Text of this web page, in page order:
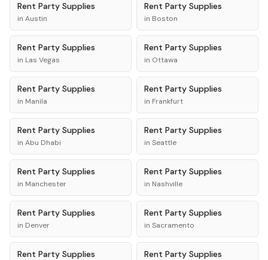
Rent Party Supplies
in Austin
Rent Party Supplies
in Boston
Rent Party Supplies
in Las Vegas
Rent Party Supplies
in Ottawa
Rent Party Supplies
in Manila
Rent Party Supplies
in Frankfurt
Rent Party Supplies
in Abu Dhabi
Rent Party Supplies
in Seattle
Rent Party Supplies
in Manchester
Rent Party Supplies
in Nashville
Rent Party Supplies
in Denver
Rent Party Supplies
in Sacramento
Rent Party Supplies Rent Party Supplies